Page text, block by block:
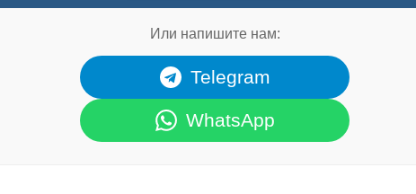
Или напишите нам:
Telegram
WhatsApp